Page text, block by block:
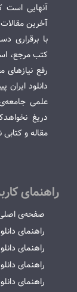
آنهایی است
آخرین
با برقراری
کتب مرجع،
رفع
دانلود
علمی
دریغ
مقاله و کتابی
راهنمای
صفحه‌ی اصلی
راهنمای
راهنمای
راهنمای
راهنمای